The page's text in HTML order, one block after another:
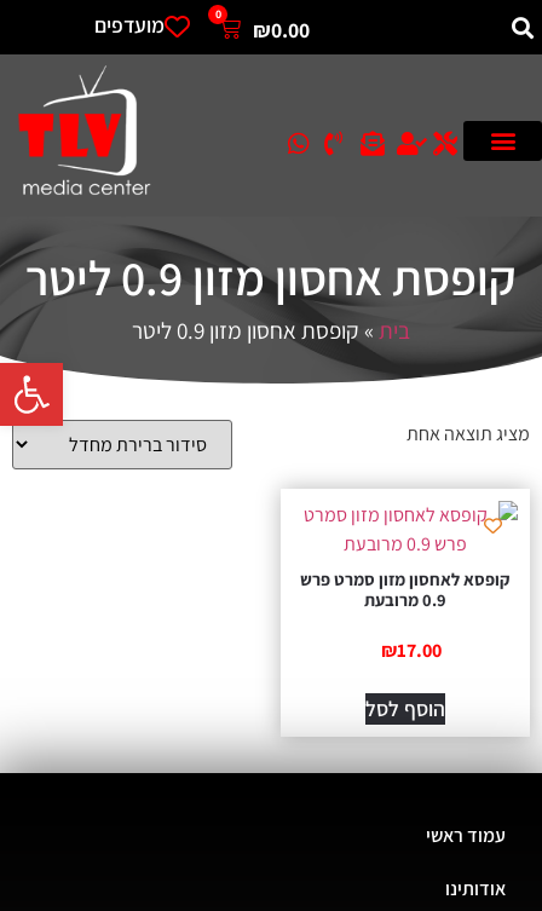
פתח
₪0.00
0 מועדפים
קופסת אחסון מזון 0.9 ליטר
בית»קופסת אחסון מזון 0.9 ליטר
מציג תוצאה אחת
קופסא לאחסון מזון סמרט פרש
0.9 מרובעת
₪17.00
הוסף לסל
עמוד ראשי
אודותינו